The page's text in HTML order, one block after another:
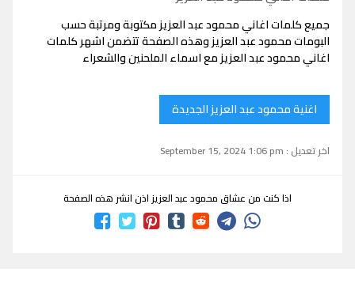
جميع كلمات اغاني محمود عبد العزيز مكتوبة ومرتبة حسب
البومات محمود عبد العزيز وهذه الصفحة تتضمن اشهر كلمات
اغاني محمود عبد العزيز مع اسماء الملحنين والشعراء
اغنية محمود عبد العزيز الجديدة
اخر تعديل : September 15, 2024 1:06 pm
اذا كنت من عشاق محمود عبد العزيز اذن انشر هذه الصفحة